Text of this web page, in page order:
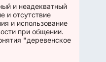
этики и
Яркий
и неадекватный
и отсутствие
и использование
при общении.
"деревенское